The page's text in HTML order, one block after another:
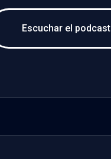
Escuchar el podcast